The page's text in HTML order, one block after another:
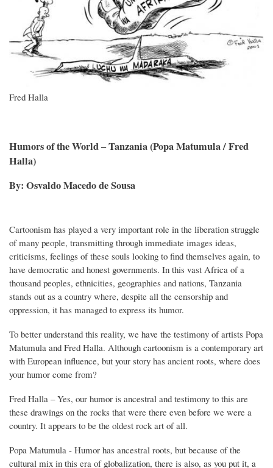
Fred Halla
Humors of the World – Tanzania (Popa Matumula / Fred
Halla)
By: Osvaldo Macedo de Sousa
Cartoonism has played a very important role in the liberation struggle
of many people, transmitting through immediate images ideas,
criticisms, feelings of these souls looking to find themselves again, to
have democratic and honest governments. In this vast Africa of a
thousand peoples, ethnicities, geographies and nations, Tanzania
stands out as a country where, despite all the censorship and
oppression, it has managed to express its humor.
To better understand this reality, we have the testimony of artists Popa
Matumula and Fred Halla. Although cartoonism is a contemporary art
with European influence, but your story has ancient roots, where does
your humor come from?
Fred Halla – Yes, our humor is ancestral and testimony to this are
these drawings on the rocks that were there even before we were a
country. It appears to be the oldest rock art of all.
Popa Matumula - Humor has ancestral roots, but because of the
cultural mix in this era of globalization, there is also, as you put it, a